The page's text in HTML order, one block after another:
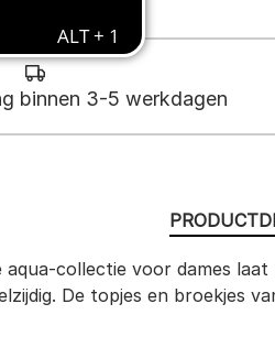
binnen 3-5 werkdagen
aqua-collectie voor dames
De topjes en broekjes